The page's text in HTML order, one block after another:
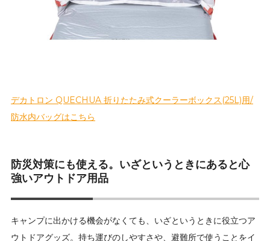
デカトロン QUECHUA 折りたたみ式クーラーボックス(25L)用/
防水内バッグはこちら
防災対策にも使える。いざというときにあると心
強いアウトドア用品
キャンプに出かける機会がなくても、いざというときに役立つア
ウトドアグッズ。持ち運びのしやすさや、避難所で使うことをイ